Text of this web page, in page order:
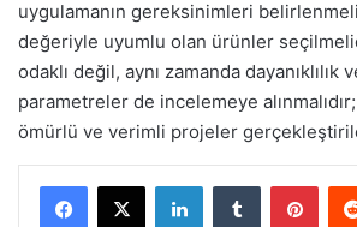
uygulamanın gereksinimleri
değeriyle uyumlu olan ürünler
odaklı değil, aynı zamanda dayanıklılık
parametreler de incelemeye
ömürlü ve verimli projeler
LinkedInTumblr